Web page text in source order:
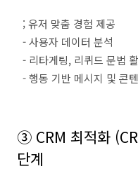
;유저 맞춤 경험 제공
-사용자 데이터 분석
- 리타게팅, 리퀴드 문법
-행동 기반 메시지 및 콘
③ CRM 최적화
단계